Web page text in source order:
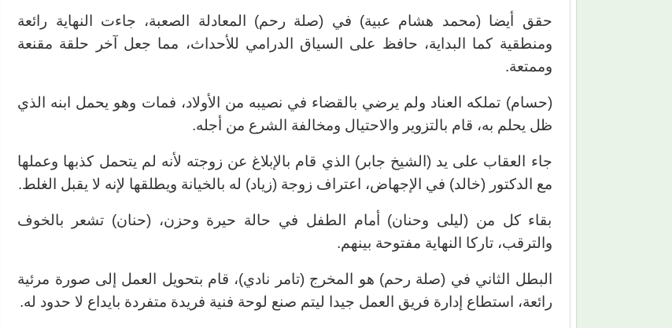
حقق أيضا (محمد هشام عبية) في (صلة رحم) المعادلة الصعبة، جاءت النهاية رائعة
ومنطقية كما البداية، حافظ على السياق الدرامي للأحداث، مما جعل آخر حلقة مقنعة
وممتعة.
(حسام) تملكه العناد ولم يرضي بالقضاء في نصيبه من الأولاد، فمات وهو يحمل ابنه الذي
ظل يحلم به، قام بالتزوير والاحتيال ومخالفة الشرع من أجله.
جاء العقاب على يد (الشيخ جابر) الذي قام بالإبلاغ عن زوجته لأنه لم يتحمل كذبها وعملها
مع الدكتور (خالد) في الإجهاض، اعتراف زوجة (زياد) له بالخيانة ويطلقها لإنه لا يقبل الغلط.
بقاء كل من (ليلى وحنان) أمام الطفل في حالة حيرة وحزن، (حنان) تشعر بالخوف
والترقب، تاركا النهاية مفتوحة بينهم.
البطل الثاني في (صلة رحم) هو المخرج (تامر نادي)، قام بتحويل العمل إلى صورة مرئية
رائعة، استطاع إدارة فريق العمل جيدا ليتم صنع لوحة فنية فريدة متفردة بايداع لا حدود له.